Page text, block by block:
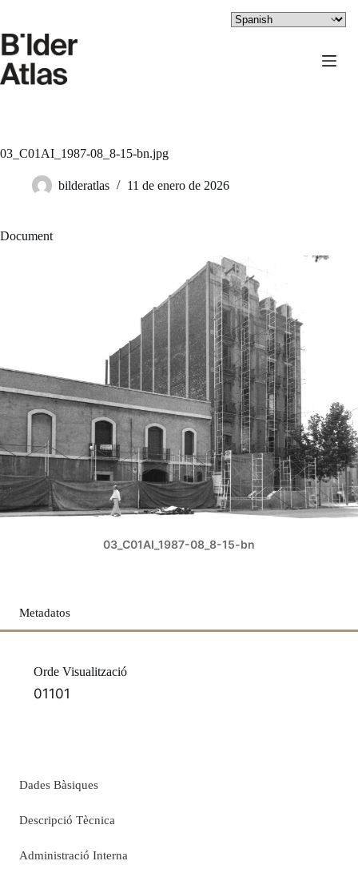
contenido
03_C01AI_1987-08_8-15-bn.jpg
bilderatlas 11 de enero de 2026
Document
03_C01AI_1987-08_8-15-bn
Metadatos
Orde Visualització
01101
Dades Bàsiques
Descripció Tècnica
Administració Interna